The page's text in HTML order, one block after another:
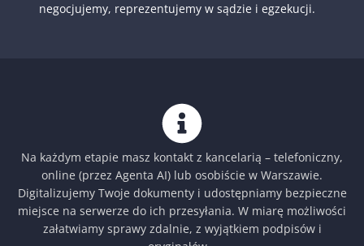
negocjujemy, reprezentujemy w sądzie i egzekucji.
Na każdym etapie masz kontakt z kancelarią – telefoniczny,
online (przez Agenta AI) lub osobiście w Warszawie.
Digitalizujemy Twoje dokumenty i udostępniamy bezpieczne
miejsce na serwerze do ich przesyłania. W miarę możliwości
załatwiamy sprawy zdalnie, z wyjątkiem podpisów i